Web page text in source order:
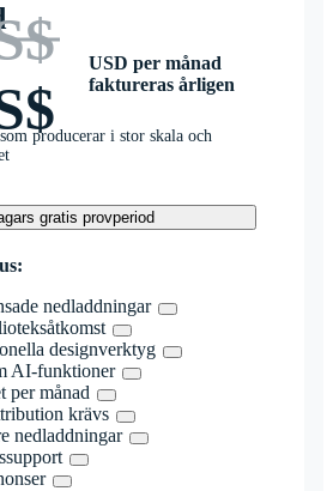
USD per månad
faktureras årligen
producerar i stor skala och
gratis provperiod
nedladdningar
designverktyg
AI-funktioner
per månad
krävs
nedladdningar